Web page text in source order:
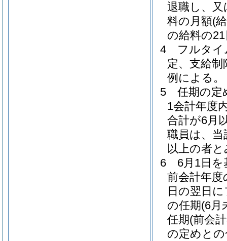
退職し、
料の月額(
の給料の
4
フルタイ
定、支給
例による。
5
任期の定
1会計年度
合計が6月
職員は、
以上の者
6
6月1日
前会計年
日の翌日
の任期(6月
任期(前会
の定めと